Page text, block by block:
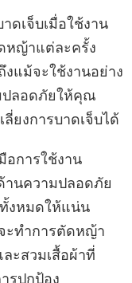
ดเจ็บเมื่อใช้งาน
หญ้าแต่ละครั้ง
งแม้จะใช้งานอย่าง
ปลอดภัยให้คุณ
ยงการบาดเจ็บได้
การใช้งาน
นความปลอดภัย
งหมดให้แน่น
ทำการตัดหญ้า
ะสวมเสื้อผ้าที่
รปกป้อง